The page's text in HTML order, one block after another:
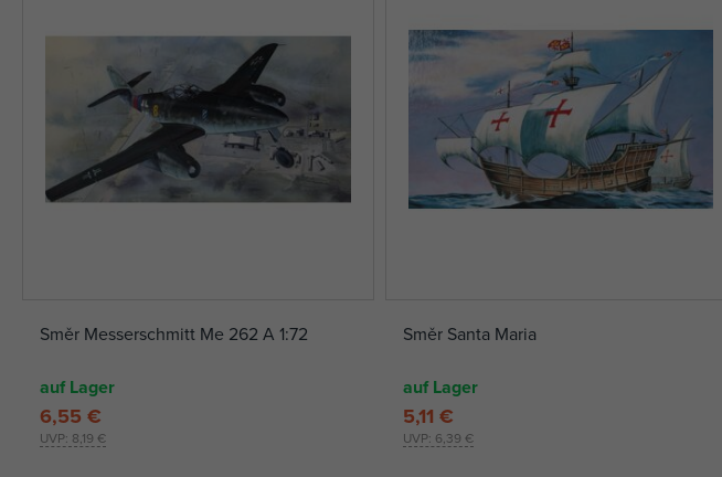
Směr Messerschmitt Me 262 A 1:72
auf Lager
UVP: 8,19 €
6,55 €
Směr Santa Maria
auf Lager
UVP: 6,39 €
5,11 €